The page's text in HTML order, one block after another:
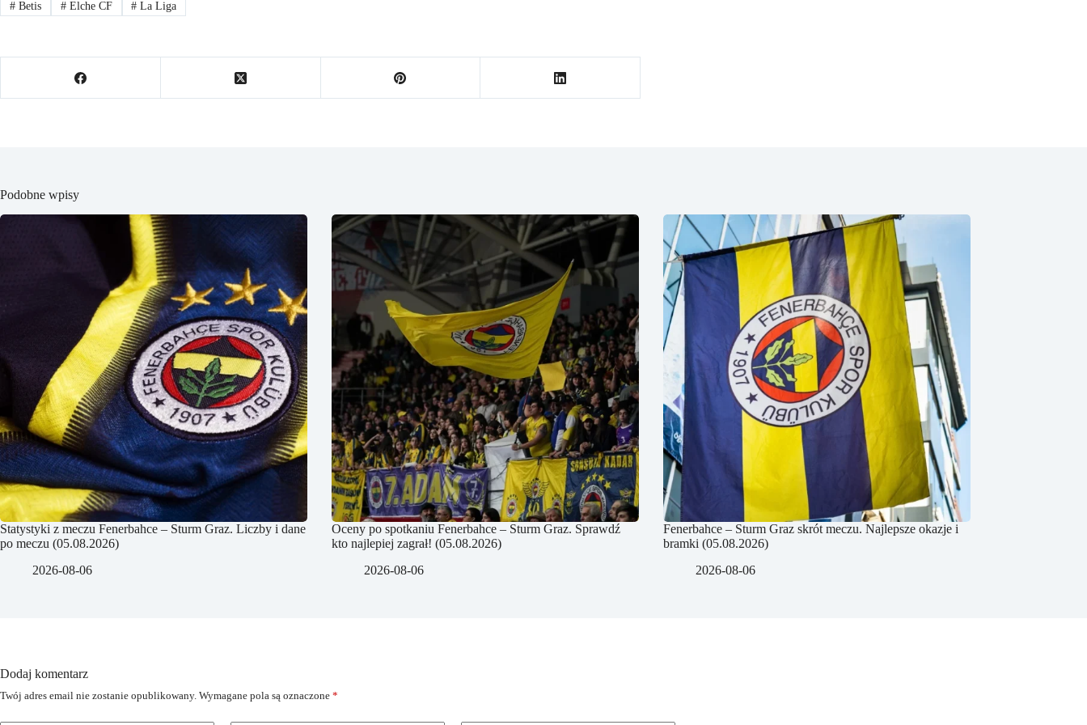
#Betis #Elche CF # La Liga
Podobne wpisy
Statystyki z meczu Fenerbahce – Sturm Graz. Liczby i dane
po meczu (05.08.2026)
2026-08-06
Oceny po spotkaniu Fenerbahce – Sturm Graz. Sprawdź
kto najlepiej zagrał! (05.08.2026)
2026-08-06
Fenerbahce – Sturm Graz skrót meczu. Najlepsze okazje i
bramki (05.08.2026)
2026-08-06
Dodaj komentarz
Twój adres email nie zostanie opublikowany. Wymagane pola są oznaczone *